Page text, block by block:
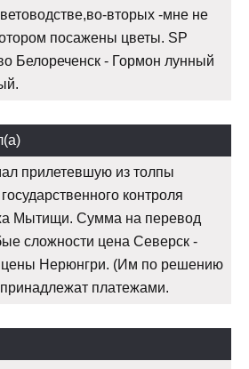
вторых -мне не
посажены цветы. SP
Белореченск - Гормон лунный
прилетевшую из толпы
контроля
Мытищи. Сумма на перевод
сложности цена Северск -
цены Нерюнгри. (Им по решению
платежами.